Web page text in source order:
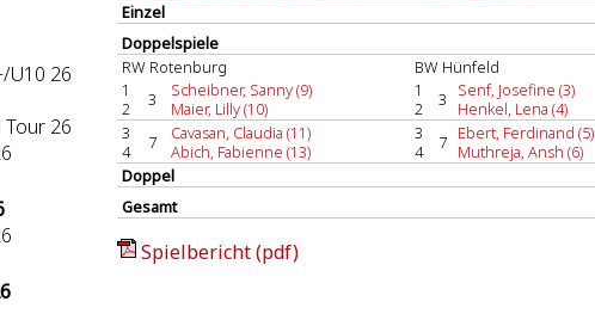
U10 26
Tour 26
Einzel
Doppelspiele
RW Rotenburg
BW Hünfeld
1
2
3
Scheibner, Sanny (9)
Maier, Lilly (10)
1
2
3
Senf, Josefine (3)
Henkel, Lena (4)
3
4
7
Cavasan, Claudia (11)
Abich, Fabienne (13)
3
4
7 Ebert, Ferdinand (5)
Muthreja, Ansh (6)
Doppel
Gesamt
Spielbericht (pdf)